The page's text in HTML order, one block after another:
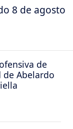
8 de agosto
de
de Abelardo